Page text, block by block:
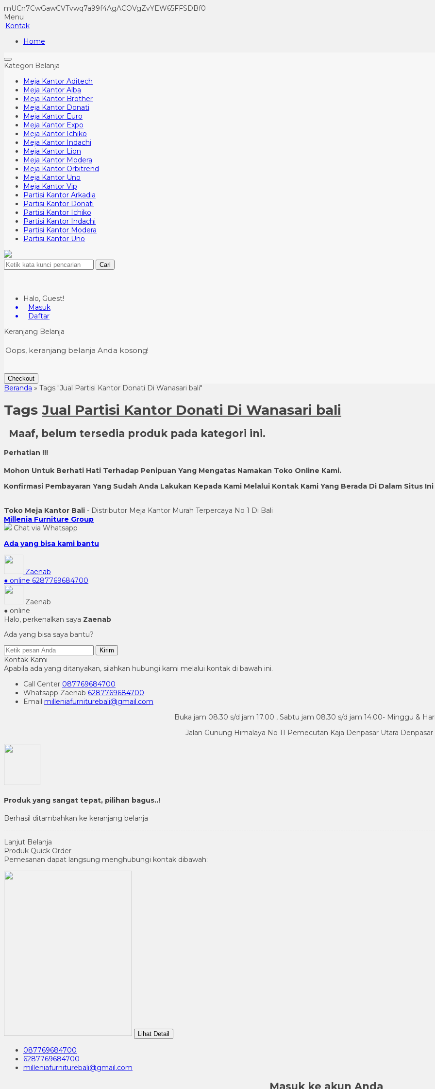
mUCn7CwGawCVTvwq7a99f4AgACOVgZvYEW65FFSDBf0
Menu
Kontak
Home
Kategori Belanja
Meja Kantor Aditech
Meja Kantor Alba
Meja Kantor Brother
Meja Kantor Donati
Meja Kantor Euro
Meja Kantor Expo
Meja Kantor Ichiko
Meja Kantor Indachi
Meja Kantor Lion
Meja Kantor Modera
Meja Kantor Orbitrend
Meja Kantor Uno
Meja Kantor Vip
Partisi Kantor Arkadia
Partisi Kantor Donati
Partisi Kantor Ichiko
Partisi Kantor Indachi
Partisi Kantor Modera
Partisi Kantor Uno
Cari
Halo, Guest!
Masuk
Daftar
Keranjang Belanja
Oops, keranjang belanja Anda kosong!
Checkout
Beranda » Tags "Jual Partisi Kantor Donati Di Wanasari bali"
Tags Jual Partisi Kantor Donati Di Wanasari bali
Maaf, belum tersedia produk pada kategori ini.
Perhatian !!!
Mohon Untuk Berhati Hati Terhadap Penipuan Yang Mengatas Namakan Toko Online Kami.
Konfirmasi Pembayaran Yang Sudah Anda Lakukan Kepada Kami Melalui Kontak Kami Yang Berada Di Dalam Situs Ini
Toko Meja Kantor Bali - Distributor Meja Kantor Murah Terpercaya No 1 Di Bali
Millenia Furniture Group
Chat via Whatsapp
Ada yang bisa kami bantu
Zaenab
● online 6287769684700
Zaenab
● online
Halo, perkenalkan saya Zaenab
Ada yang bisa saya bantu?
Kirim
Kontak Kami
Apabila ada yang ditanyakan, silahkan hubungi kami melalui kontak di bawah ini.
Call Center 087769684700
Whatsapp Zaenab 6287769684700
Email milleniafurniturebali@gmail.com
Buka jam 08.30 s/d jam 17.00 , Sabtu jam 08.30 s/d jam 14.00- Minggu &
Jalan Gunung Himalaya No 11 Pemecutan Kaja Denpasar Utara Denpasar
Produk yang sangat tepat, pilihan bagus..!
Berhasil ditambahkan ke keranjang belanja
Lanjut Belanja
Produk Quick Order
Pemesanan dapat langsung menghubungi kontak dibawah:
Lihat Detail
087769684700
6287769684700
milleniafurniturebali@gmail.com
Masuk ke akun Anda